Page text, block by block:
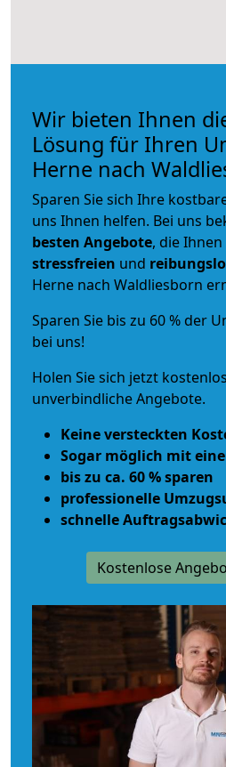
Wir bieten Ihnen
Lösung für Ihren
Herne nach
Sparen Sie sich Ihre
uns Ihnen helfen. Bei uns
besten Angebote, die Ihnen
stressfreien und
Herne nach Waldliesborn
Sparen Sie bis zu 60 % der
bei uns!
Holen Sie sich jetzt
unverbindliche Angebote.
Keine versteckten
Sogar möglich mit
bis zu ca. 60 % sparen
professionelle
schnelle
Kostenlose